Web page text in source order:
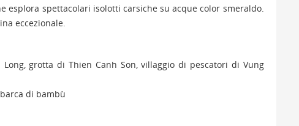
esplora spettacolari isolotti carsiche su acque color smeraldo.
eccezionale.
grotta di Thien Canh Son, villaggio di pescatori di Vung
di bambù